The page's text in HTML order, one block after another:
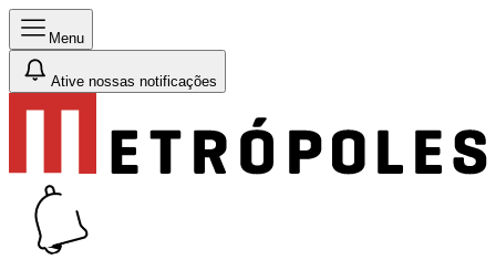
Menu
Ative nossas notificações